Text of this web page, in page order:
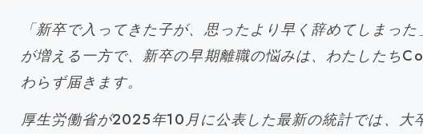
「新卒で入ってきた子が、思ったより早く辞めてしまっ
が増える一方で、新卒の早期離職の悩みは、わたしたち
わらず届きます。
厚生労働省が2025年10月に公表した最新の統計では、大